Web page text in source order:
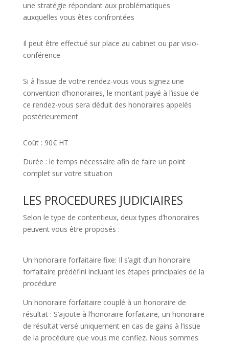
une stratégie répondant aux problématiques
auxquelles vous êtes confrontées
Il peut être effectué sur place au cabinet ou par visio-
conférence
Si à l’issue de votre rendez-vous vous signez une
convention d’honoraires, le montant payé à l’issue de
ce rendez-vous sera déduit des honoraires appelés
postérieurement
Coût : 90€ HT
Durée : le temps nécessaire afin de faire un point
complet sur votre situation
LES PROCEDURES JUDICIAIRES
Selon le type de contentieux, deux types d’honoraires
peuvent vous être proposés :
Un honoraire forfaitaire fixe: Il s’agit d’un honoraire
forfaitaire prédéfini incluant les étapes principales de la
procédure
Un honoraire forfaitaire couplé à un honoraire de
résultat : S’ajoute à l’honoraire forfaitaire, un honoraire
de résultat versé uniquement en cas de gains à l’issue
de la procédure que vous me confiez. Nous sommes